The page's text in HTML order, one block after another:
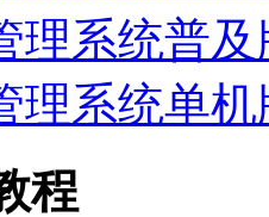
理系统普及
理系统单机
程